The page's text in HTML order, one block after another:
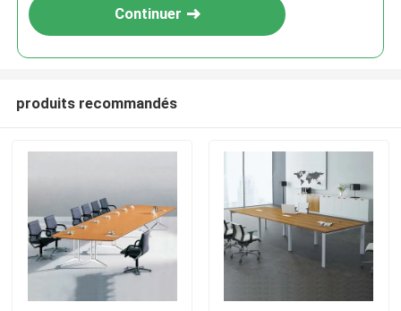
Continuer
produits recommandés